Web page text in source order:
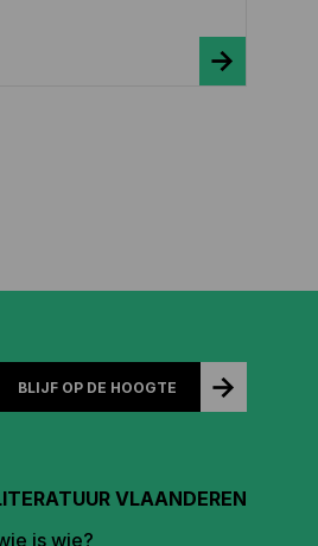
BLIJF OP DE HOOGTE
VLAANDEREN
is wie?